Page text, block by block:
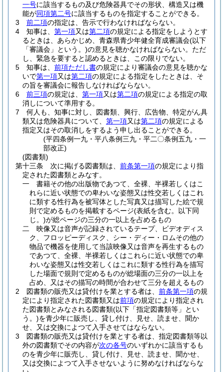
一号に該当するもの及び危険器具でその形状、構造又は機
能が同項第二号に該当するものを指定することができる。
3
前二項の指定は、告示で行わなければならない。
4
知事は、 第一項又は第二項の規定による指定をしようとす
るときは、あらかじめ、青森県青少年健全育成審議会(以下
「審議会」という。)の意見を聴かなければならない。 ただ
し、緊急を要すると認めるときは、この限りでない。
5
知事は、 前項ただし書の規定により審議会の意見を聴かな
いで第一項又は第二項の規定による指定をしたときは、そ
の旨を審議会に報告しなければならない。
6
前三項の規定は、 第一項又は第二項の規定による指定の取
消しについて準用する。
7
何人も、知事に対し、図書類、興行、広告物、特定がん具
類又は危険器具について、 第一項又は第二項の規定による
指定又はその取消しをするよう申し出ることができる。
(平四条例一九・平八条例三九・平二〇条例五九・一
部改正)
(図書類)
第十三条
次に掲げる図書類は、 前条第一項の規定により指
定された図書類とみなす。
一
書籍その他の出版物であつて、全裸、半裸若しくはこ
れらに近い状態での卑わいな姿態又は性交若しくはこれ
に類する性行為を被写体とした写真又は描写した絵で規
則で定めるものを掲載するページ(表紙を含む。以下同
じ。)が総ページの三分の一以上を占めるもの
二
映像又は音声が記録されているテープ、ビデオディス
ク、フロッピーディスク、シー・ディー・ロムその他の
物品で機器を使用して当該映像又は音声を再生するもの
であつて、全裸、半裸若しくはこれらに近い状態での卑
わいな姿態又は性交若しくはこれに類する性行為を描写
した場面で規則で定めるものが総場面の三分の一以上を
占め、又はその描写の時間が合わせて三分を超えるもの
2
図書類の販売又は貸付けを業とする者は、 前条第一項の規
定により指定された図書類又は前項の規定により指定され
た図書類とみなされる図書類(以下「指定図書類等」とい
う。)を青少年に販売し、貸し付け、見せ、読ませ、聞か
せ、又は交換によつて入手させてはならない。
3
図書類の販売又は貸付けを業とする者は、指定図書類等以
外の図書類でその内容が次の各号のいずれかに該当するも
のを青少年に販売し、貸し付け、見せ、読ませ、聞かせ、
又は交換によつて入手させないように努めなければならな